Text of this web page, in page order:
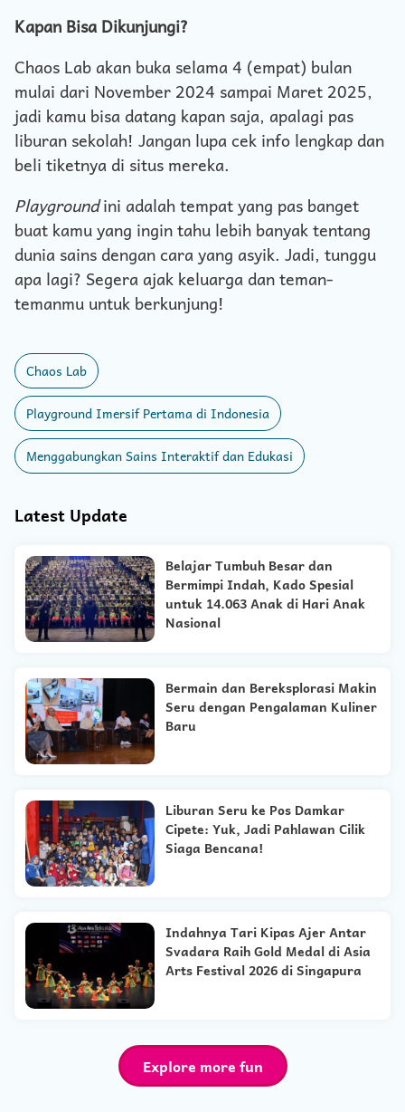
Kapan Bisa Dikunjungi?
Chaos Lab akan buka selama 4 (empat) bulan
mulai dari November 2024 sampai Maret 2025,
jadi kamu bisa datang kapan saja, apalagi pas
liburan sekolah! Jangan lupa cek info lengkap dan
beli tiketnya di situs mereka.
Playgroundini adalah tempat yang pas banget
buat kamu yang ingin tahu lebih banyak tentang
dunia sains dengan cara yang asyik. Jadi, tunggu
apa lagi? Segera ajak keluarga dan teman-
temanmu untuk berkunjung!
Chaos Lab
Playground Imersif Pertama di Indonesia
Menggabungkan Sains Interaktif dan Edukasi
Latest Update
Belajar Tumbuh Besar dan
Bermimpi Indah, Kado Spesial
untuk 14.063 Anak di Hari Anak
Nasional
Bermain dan Bereksplorasi Makin
Seru dengan Pengalaman Kuliner
Baru
Liburan Seru ke Pos Damkar
Cipete: Yuk, Jadi Pahlawan Cilik
Siaga Bencana!
Indahnya Tari Kipas Ajer Antar
Svadara Raih Gold Medal di Asia
Arts Festival 2026 di Singapura
Explore more fun